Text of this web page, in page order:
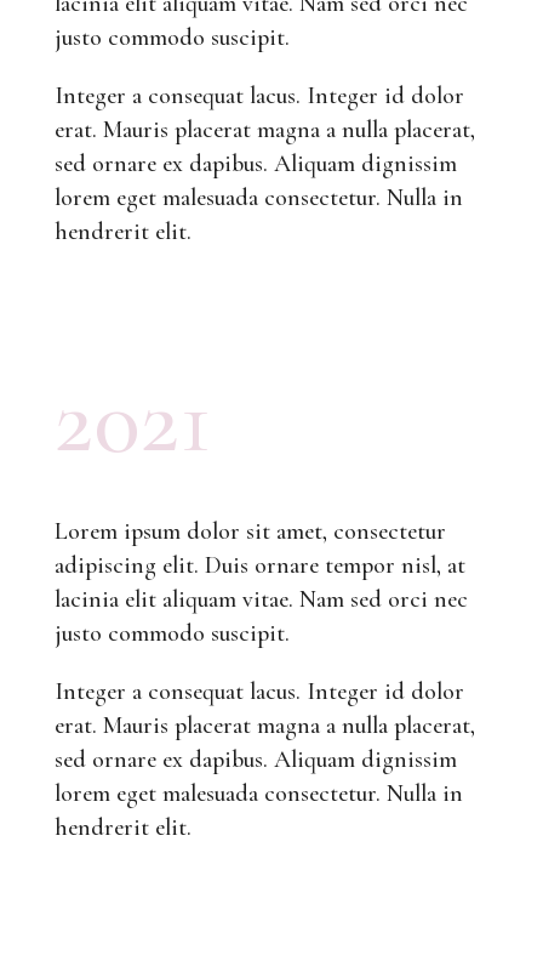
justo commodo suscipit.
Integer a consequat lacus. Integer id dolor
erat. Mauris placerat magna a nulla placerat,
sed ornare ex dapibus. Aliquam dignissim
lorem eget malesuada consectetur. Nulla in
hendrerit elit.
2021
Lorem ipsum dolor sit amet, consectetur
adipiscing elit. Duis ornare tempor nisl, at
lacinia elit aliquam vitae. Nam sed orci nec
justo commodo suscipit.
Integer a consequat lacus. Integer id dolor
erat. Mauris placerat magna a nulla placerat,
sed ornare ex dapibus. Aliquam dignissim
lorem eget malesuada consectetur. Nulla in
hendrerit elit.